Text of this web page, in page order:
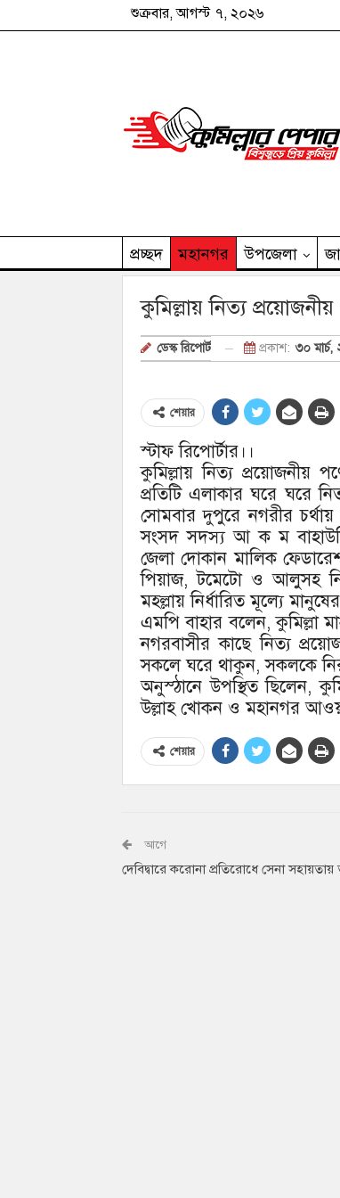
শুক্রবার, আগস্ট ৭, ২০২৬
প্রচ্ছদ মহানগর উপজেলা
কুমিল্লায় নিত্য
ডেস্ক রিপোর্ট প্রকাশ: ৩০
শেয়ার
স্টাফ রিপোর্টার।।
কুমিল্লায় নিত্য প্রয়োজনীয়
প্রতিটি এলাকার ঘরে ঘরে
সোমবার দুপুরে নগরীর
সংসদ সদস্য আ ক ম
জেলা দোকান মালিক
পিয়াজ, টমেটো ও আলুসহ
মহল্লায় নির্ধারিত মূল্যে
এমপি বাহার বলেন, কুমিল্লা
নগরবাসীর কাছে নিত্য
সকলে ঘরে থাকুন, সকলকে
অনুস্ঠানে উপস্থিত ছিলেন,
উল্লাহ খোকন ও মহানগর
শেয়ার
আগে
দেবিদ্বারে করোনা প্রতিরোধে সেনা